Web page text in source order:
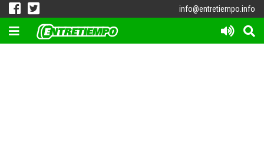
info@entretiempo.info